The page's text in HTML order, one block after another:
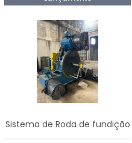
Sistema de Roda de fundição